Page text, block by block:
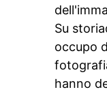
Su
occupo
hanno